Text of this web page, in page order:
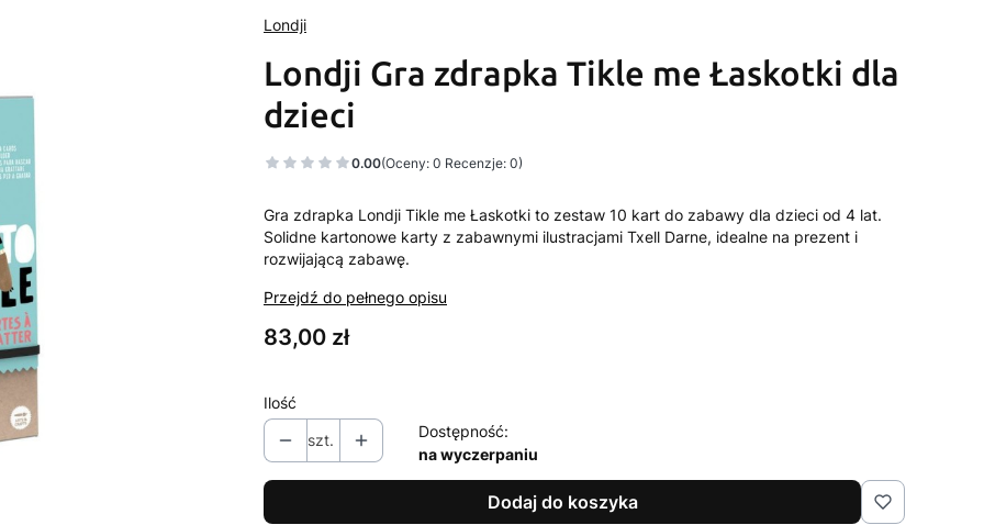
Londji
Londji Gra zdrapka Tikle me Łaskotki dla
dzieci
0.00(Oceny: 0 Recenzje: 0)
Gra zdrapka Londji Tikle me Łaskotki to zestaw 10 kart do zabawy dla dzieci od 4 lat.
Solidne kartonowe karty z zabawnymi ilustracjami Txell Darne, idealne na prezent i
rozwijającą zabawę.
Przejdź do pełnego opisu
Cena
83,00 zł
Ilość
szt.
Dostępność:
na wyczerpaniu
Dodaj do koszyka